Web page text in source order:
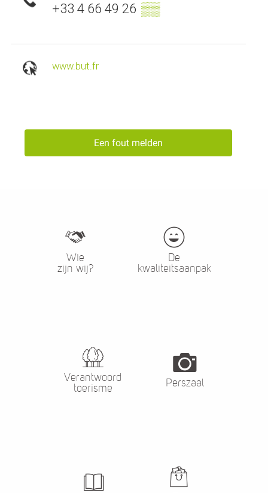
+33 4 66 49 26 ▒▒
www.but.fr
Een fout melden
Wie
zijn wij?
De
kwaliteitsaanpak
Verantwoord
toerisme
Perszaal